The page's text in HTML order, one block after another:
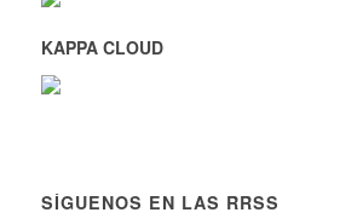
KAPPA CLOUD
SÍGUENOS EN LAS RRSS